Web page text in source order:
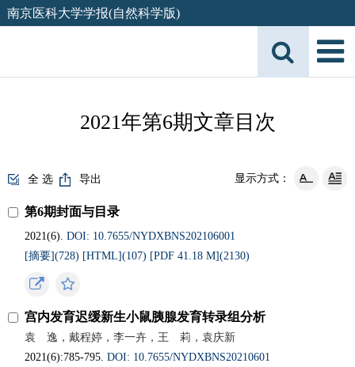
南京医科大学学报(自然科学版)
2021年第6期文章目次
全 选 导出 显示方式：
第6期封面与目录
2021(6).DOI: 10.7655/NYDXBNS202106001
[摘要](728) [HTML](107) [PDF 41.18 M](2130)
宫内发育迟缓新生小鼠胰腺发育转录组分析
袁 逸，戴程婷，李一卉，王 莉，袁庆新
2021(6):785-795.DOI: 10.7655/NYDXBNS20210601